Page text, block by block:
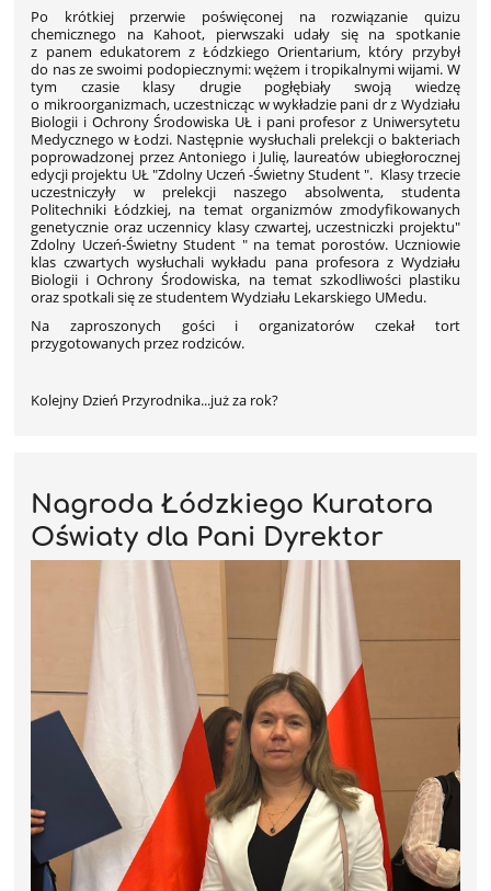
Po krótkiej przerwie poświęconej na rozwiązanie quizu
chemicznego na Kahoot, pierwszaki udały się na spotkanie
z panem edukatorem z Łódzkiego Orientarium, który przybył
do nas ze swoimi podopiecznymi: wężem i tropikalnymi wijami. W
tym czasie klasy drugie pogłębiały swoją wiedzę
o mikroorganizmach, uczestnicząc w wykładzie pani dr z Wydziału
Biologii i Ochrony Środowiska UŁ i pani profesor z Uniwersytetu
Medycznego w Łodzi. Następnie wysłuchali prelekcji o bakteriach
poprowadzonej przez Antoniego i Julię, laureatów ubiegłorocznej
edycji projektu UŁ "Zdolny Uczeń -Świetny Student ". Klasy trzecie
uczestniczyły w prelekcji naszego absolwenta, studenta
Politechniki Łódzkiej, na temat organizmów zmodyfikowanych
genetycznie oraz uczennicy klasy czwartej, uczestniczki projektu"
Zdolny Uczeń-Świetny Student " na temat porostów. Uczniowie
klas czwartych wysłuchali wykładu pana profesora z Wydziału
Biologii i Ochrony Środowiska, na temat szkodliwości plastiku
oraz spotkali się ze studentem Wydziału Lekarskiego UMedu.
Na zaproszonych gości i organizatorów czekał tort
przygotowanych przez rodziców.
Kolejny Dzień Przyrodnika...już za rok?
Nagroda Łódzkiego Kuratora
Oświaty dla Pani Dyrektor